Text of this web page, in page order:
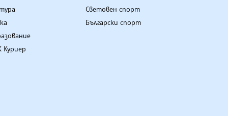
Куриер
Световен спорт
Български спорт